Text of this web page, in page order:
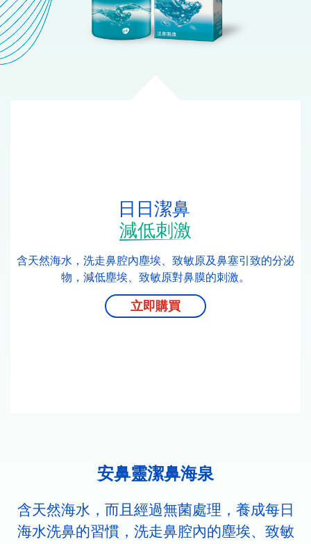
日日潔鼻
減低刺激
含天然海水，洗走鼻腔內塵埃、致敏原及鼻塞引致的分泌
物，減低塵埃、致敏原對鼻膜的刺激。
立即購買
安鼻靈潔鼻海泉
含天然海水，而且經過無菌處理，養成每日
海水洗鼻的習慣，洗走鼻腔內的塵埃、致敏